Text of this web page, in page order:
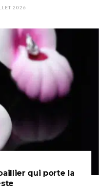
2026
qui porte la